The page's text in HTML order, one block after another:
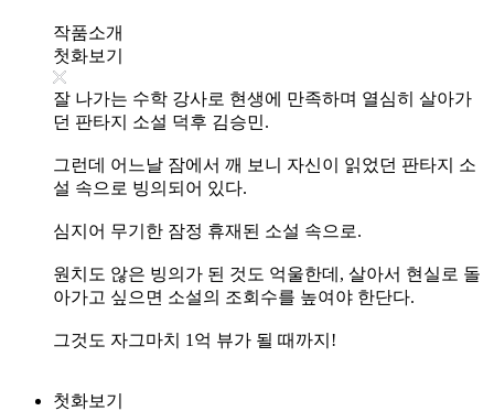
작품소개
첫화보기
잘 나가는 수학 강사로 현생에 만족하며 열심히 살아가
던 판타지 소설 덕후 김승민.
그런데 어느날 잠에서 깨 보니 자신이 읽었던 판타지 소
설 속으로 빙의되어 있다.
심지어 무기한 잠정 휴재된 소설 속으로.
원치도 않은 빙의가 된 것도 억울한데, 살아서 현실로 돌
아가고 싶으면 소설의 조회수를 높여야 한단다.
그것도 자그마치 1억 뷰가 될 때까지!
첫화보기